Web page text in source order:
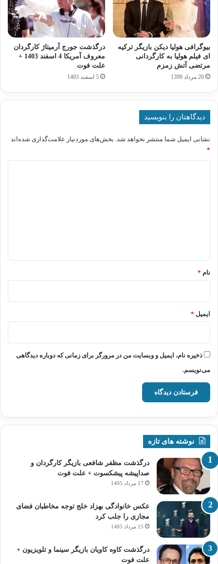
بیوگرافی هولیا دیکن بازیگر ترکیه
ای فیلم هولیا به کارگردانی
مرتضی آتش زمزم
20 مرداد 1399
درگذشت جورج آرمیتاژ کارگردان
معروف آمریکا 4 اسفند 1403 +
علت فوت
5 اسفند 1403
دیدگاهتان را بنویسید
نشانی ایمیل شما منتشر نخواهد شد. بخش‌های موردنیاز علامت‌گذاری شده‌اند
*
نام *
ایمیل *
ذخیره نام، ایمیل و وبسایت من در مرورگر برای زمانی که دوباره دیدگاهی
می‌نویسم.
نوشته های تازه
درگذشت مظفر شافعی بازیگر کارگردان و
صداپیشه پیشکسوت + علت فوت
17 مرداد 1405
عکس خانوادگی بهزاد خلج توجه مخاطبان فضای
مجازی را جلب کرد
15 مرداد 1405
درگذشت کاوه کاویان بازیگر سینما و تلویزیون +
علت فوت